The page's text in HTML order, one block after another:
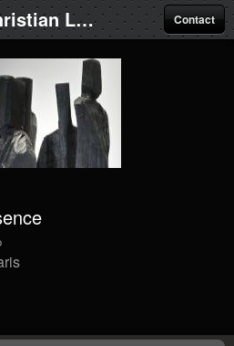
Lapie Contact